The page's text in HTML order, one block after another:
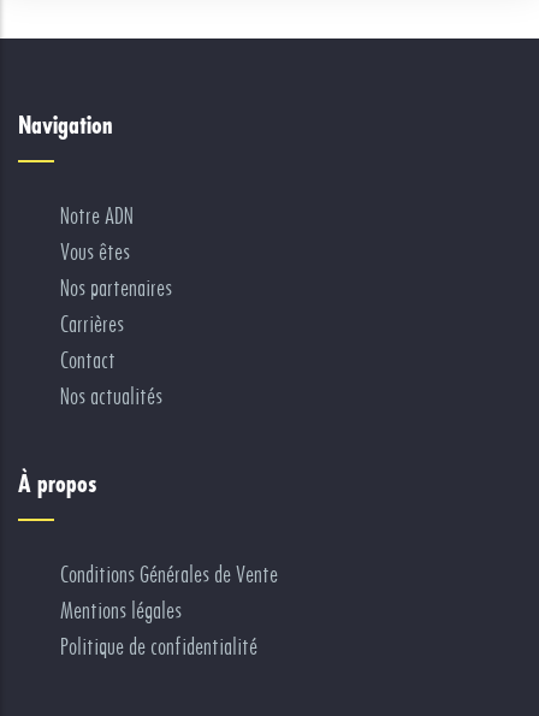
Navigation
Notre ADN
Vous êtes
Nos partenaires
Carrières
Contact
Nos actualités
À propos
Conditions Générales de Vente
Mentions légales
Politique de confidentialité